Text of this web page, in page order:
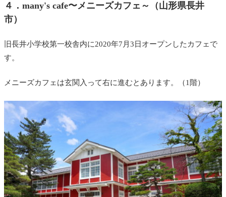
４．many's cafe〜メニーズカフェ～（山形県長井
市）
旧長井小学校第一校舎内に2020年7月3日オープンしたカフェで
す。
メニーズカフェは玄関入って右に進むとあります。（1階）